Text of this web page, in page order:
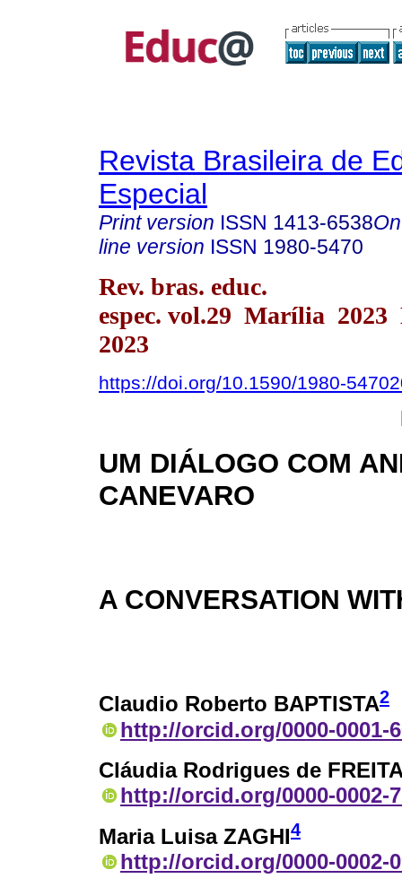
Revista Brasileira de
Especial
Print version ISSN 1413-6538
line version ISSN 1980-5470
Rev. bras. educ.
espec. vol.29 Marília 2023
2023
https://doi.org/10.1590/1980-
UM DIÁLOGO COM
CANEVARO
A CONVERSATION
Claudio Roberto BAPTISTA2
http://orcid.org/0000-0001-
Cláudia Rodrigues de
http://orcid.org/0000-0002-
Maria Luisa ZAGHI4
http://orcid.org/0000-0002-